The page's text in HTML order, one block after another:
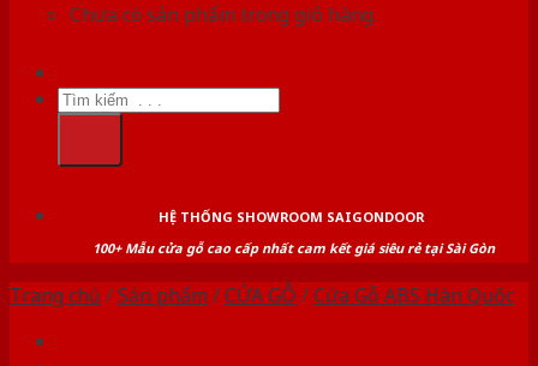
Chưa có sản phẩm trong giỏ hàng.
Tìm
kiếm:
HỆ THỐNG SHOWROOM SAIGONDOOR
100+ Mẫu cửa gỗ cao cấp nhất cam kết giá siêu rẻ tại Sài Gòn
Trang chủ /Sản phẩm /CỬA GỖ /Cửa Gỗ ABS Hàn Quốc